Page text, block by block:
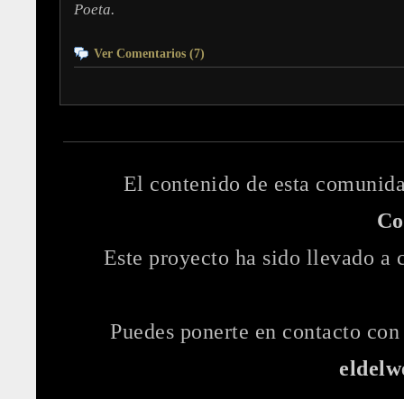
Poeta.
Ver Comentarios (7)
El contenido de esta
Este proyecto ha sido llevado
Puedes ponerte en contacto